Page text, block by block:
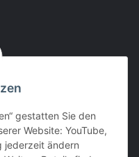
gestatten Sie den
Website: YouTube,
jederzeit ändern